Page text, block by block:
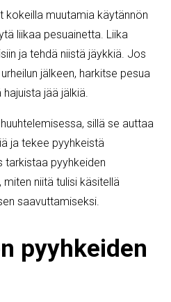
kokeilla muutamia käytännön
liikaa pesuainetta. Liika
ja tehdä niistä jäykkiä. Jos
jälkeen, harkitse pesua
jää jälkiä.
sillä se auttaa
ja tekee pyyhkeistä
tarkistaa pyyhkeiden
niitä tulisi käsitellä
saavuttamiseksi.
pyyhkeiden